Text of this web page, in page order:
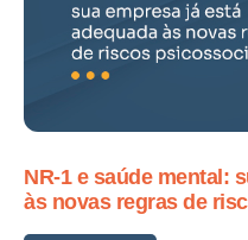
NR-1 e saúde mental:
às novas regras de